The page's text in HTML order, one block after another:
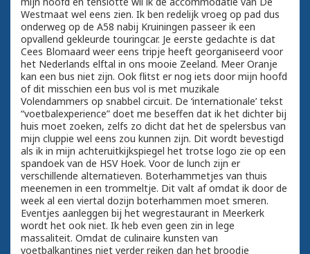
Westmaat wel eens zien. Ik ben redelijk vroeg op pad dus
onderweg op de A58 nabij Kruiningen passeer ik een
opvallend gekleurde touringcar. Je eerste gedachte is dat
Cees Blomaard weer eens tripje heeft georganiseerd voor
het Nederlands elftal in ons mooie Zeeland. Meer Oranje
kan een bus niet zijn. Ook flitst er nog iets door mijn hoofd
of dit misschien een bus vol is met muzikale
Volendammers op snabbel circuit. De ‘internationale’ tekst
“voetbalexperience” doet me beseffen dat ik het dichter bij
huis moet zoeken, zelfs zo dicht dat het de spelersbus van
mijn cluppie wel eens zou kunnen zijn. Dit wordt bevestigd
als ik in mijn achteruitkijkspiegel het trotse logo zie op een
spandoek van de HSV Hoek. Voor de lunch zijn er
verschillende alternatieven. Boterhammetjes van thuis
meenemen in een trommeltje. Dit valt af omdat ik door de
week al een viertal dozijn boterhammen moet smeren.
Eventjes aanleggen bij het wegrestaurant in Meerkerk
wordt het ook niet. Ik heb even geen zin in lege
massaliteit. Omdat de culinaire kunsten van
voetbalkantines niet verder reiken dan het broodje